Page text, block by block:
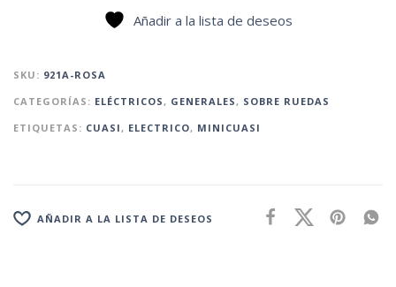
Añadir a la lista de deseos
SKU: 921A-ROSA
CATEGORÍAS: ELÉCTRICOS, GENERALES, SOBRE RUEDAS
ETIQUETAS: CUASI, ELECTRICO, MINICUASI
AÑADIR A LA LISTA DE DESEOS